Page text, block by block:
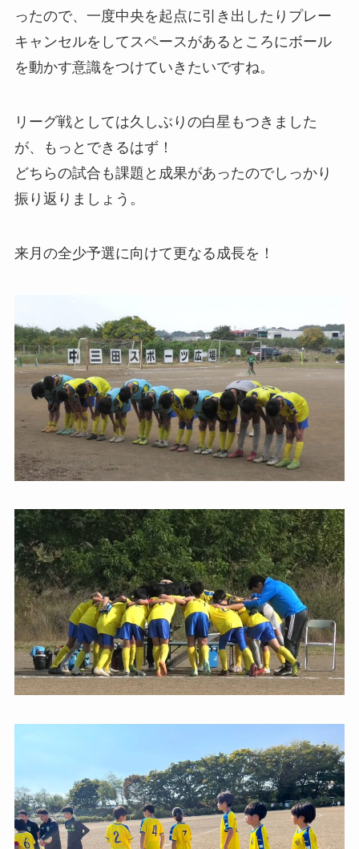
ったので、一度中央を起点に引き出したりプレー
キャンセルをしてスペースがあるところにボール
を動かす意識をつけていきたいですね。
リーグ戦としては久しぶりの白星もつきました
が、もっとできるはず！
どちらの試合も課題と成果があったのでしっかり
振り返りましょう。
来月の全少予選に向けて更なる成長を！